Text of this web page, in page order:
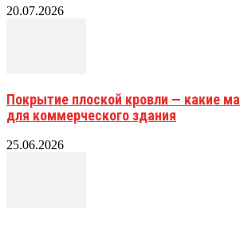
20.07.2026
Покрытие плоской кровли — какие
для коммерческого здания
25.06.2026